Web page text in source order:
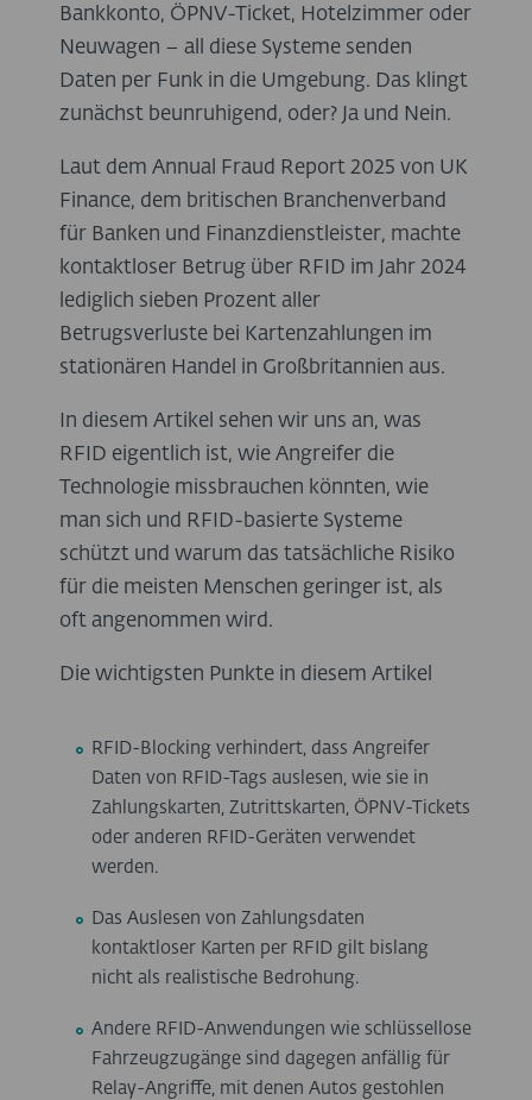
Bankkonto, ÖPNV-Ticket, Hotelzimmer oder
Neuwagen – all diese Systeme senden
Daten per Funk in die Umgebung. Das klingt
zunächst beunruhigend, oder? Ja und Nein.
Laut dem Annual Fraud Report 2025 von UK
Finance, dem britischen Branchenverband
für Banken und Finanzdienstleister, machte
kontaktloser Betrug über RFID im Jahr 2024
lediglich sieben Prozent aller
Betrugsverluste bei Kartenzahlungen im
stationären Handel in Großbritannien aus.
In diesem Artikel sehen wir uns an, was
RFID eigentlich ist, wie Angreifer die
Technologie missbrauchen könnten, wie
man sich und RFID-basierte Systeme
schützt und warum das tatsächliche Risiko
für die meisten Menschen geringer ist, als
oft angenommen wird.
Die wichtigsten Punkte in diesem Artikel
RFID-Blocking verhindert, dass Angreifer
Daten von RFID-Tags auslesen, wie sie in
Zahlungskarten, Zutrittskarten, ÖPNV-Tickets
oder anderen RFID-Geräten verwendet
werden.
Das Auslesen von Zahlungsdaten
kontaktloser Karten per RFID gilt bislang
nicht als realistische Bedrohung.
Andere RFID-Anwendungen wie schlüssellose
Fahrzeugzugänge sind dagegen anfällig für
Relay-Angriffe, mit denen Autos gestohlen